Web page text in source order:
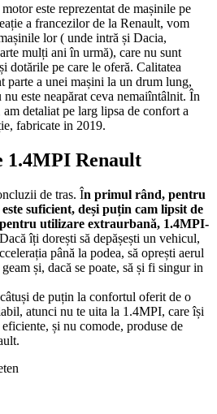
este reprezentat de mașinile pe
a francezilor de la Renault, vom
lor ( unde intră și Dacia,
mulți ani în urmă), care nu sunt
dotările pe care le oferă. Calitatea
parte a unei mașini la un drum lung,
este neapărat ceva nemaiîntâlnit. În
detaliat pe larg lipsa de confort a
fabricate in 2019.
1.4MPI Renault
de tras. În primul rând, pentru
suficient, deși puțin cam lipsit de
utilizare extraurbană, 1.4MPI-
Dacă îți dorești să depășești un vehicul,
până la podea, să oprești aerul
și, dacă se poate, să și fi singur in
de puțin la confortul oferit de o
atunci nu te uita la 1.4MPI, care își
și nu comode, produse de